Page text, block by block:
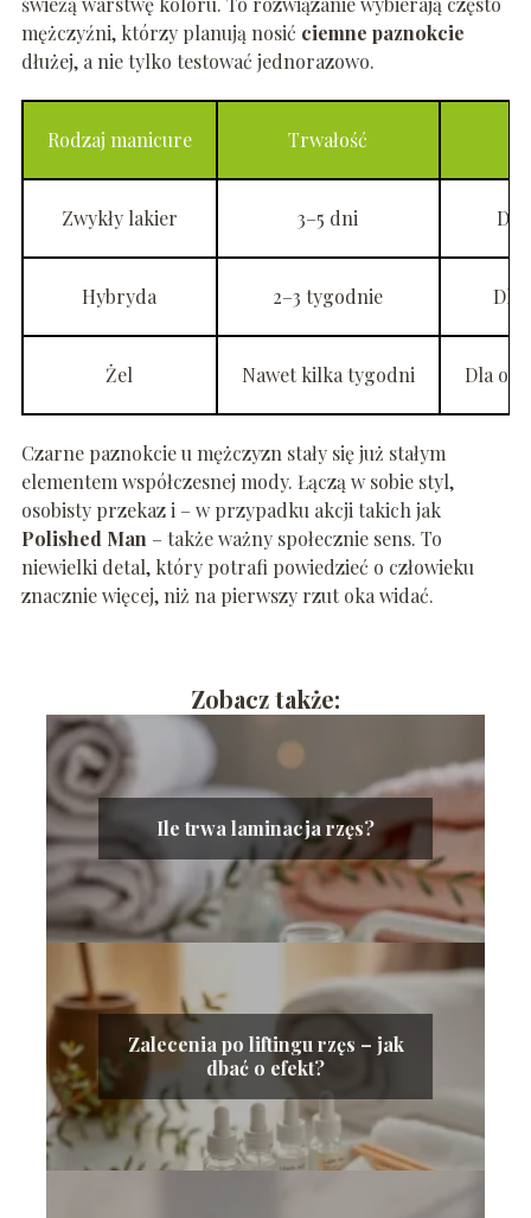
mężczyźni, którzy planują nosić ciemne paznokcie
dłużej, a nie tylko testować jednorazowo.
Rodzaj manicure Trwałość
Zwykły lakier 3–5 dni Dla
Hybryda 2–3 tygodnie Dla
Żel Nawet kilka tygodni Dla
Czarne paznokcie u mężczyzn stały się już stałym
elementem współczesnej mody. Łączą w sobie styl,
osobisty przekaz i – w przypadku akcji takich jak
Polished Man– także ważny społecznie sens. To
niewielki detal, który potrafi powiedzieć o człowieku
znacznie więcej, niż na pierwszy rzut oka widać.
Zobacz także:
Ile trwa laminacja rzęs?
Zalecenia po liftingu rzęs – jak
dbać o efekt?